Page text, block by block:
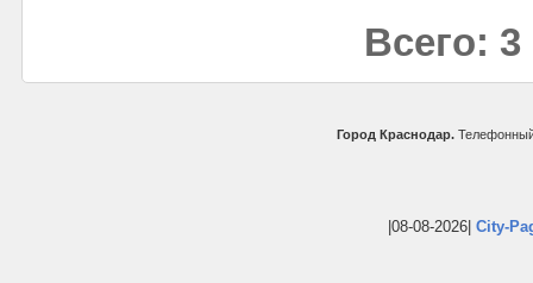
Всего: 3
Город Краснодар.
|08-08-2026| City-